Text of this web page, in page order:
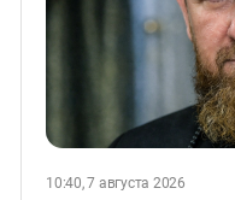
10:40, 7 августа 2026